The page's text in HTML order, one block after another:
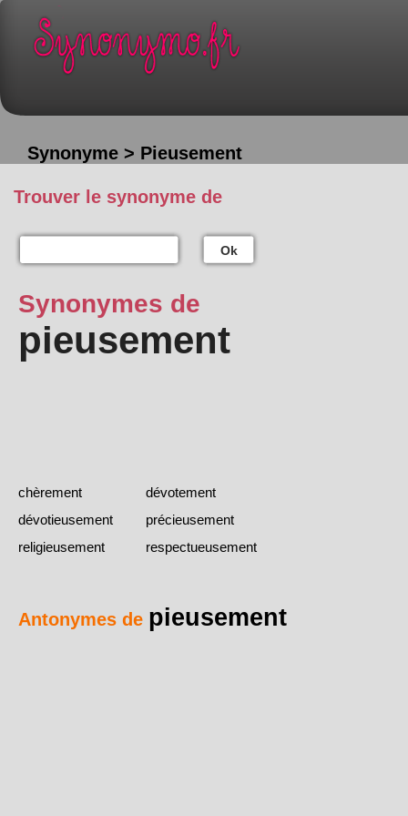
Synonyme > Pieusement
Trouver le synonyme de
Ok
Synonymes de
pieusement
chèrement
dévotement
dévotieusement
précieusement
religieusement
respectueusement
Antonymes de pieusement